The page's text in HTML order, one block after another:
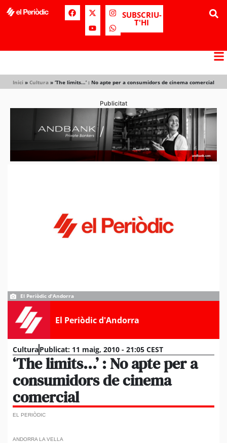
SUBSCRIU-
T'HI
Inici » Cultura » ‘The limits…’ : No apte per a consumidors de cinema comercial
Publicitat
El Periòdic d'Andorra
El Periòdic d'Andorra
CulturaPublicat: 11 maig, 2010 - 21:05 CEST
‘The limits…’ : No apte per a
consumidors de cinema
comercial
EL PERIÒDIC
ANDORRA LA VELLA